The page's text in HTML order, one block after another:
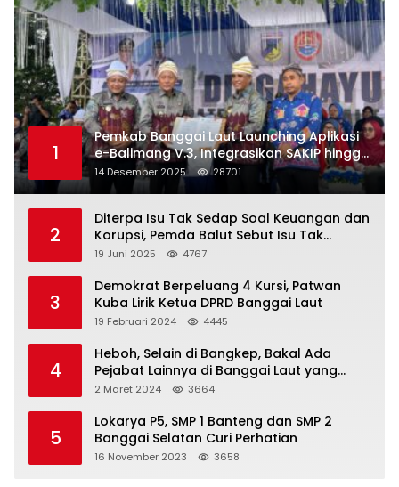
1
Pemkab Banggai Laut Launching Aplikasi
e-Balimang V.3, Integrasikan SAKIP hingga
Satu Data Layanan Publik
14 Desember 2025 28701
2
Diterpa Isu Tak Sedap Soal Keuangan dan
Korupsi, Pemda Balut Sebut Isu Tak
Berdasar
19 Juni 2025 4767
3
Demokrat Berpeluang 4 Kursi, Patwan
Kuba Lirik Ketua DPRD Banggai Laut
19 Februari 2024 4445
4
Heboh, Selain di Bangkep, Bakal Ada
Pejabat Lainnya di Banggai Laut yang
Bakal di Ciduk, Bagini Kata Kapolres!
2 Maret 2024 3664
5
Lokarya P5, SMP 1 Banteng dan SMP 2
Banggai Selatan Curi Perhatian
16 November 2023 3658